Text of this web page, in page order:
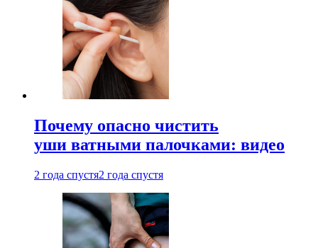
Почему опасно чистить
уши ватными палочками: видео
2 года спустя2 года спустя